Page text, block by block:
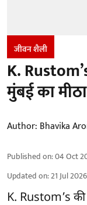
जीवन शैली
K.
मुंबई का
Author: Bhavika
Published on:04 Oct
Updated on:21 Jul
K. Rustom’s